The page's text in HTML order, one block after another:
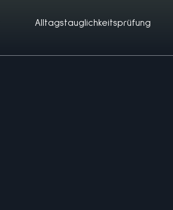
Alltagstauglichkeitsprüfung